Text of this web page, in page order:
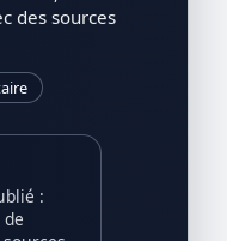
des sources
: